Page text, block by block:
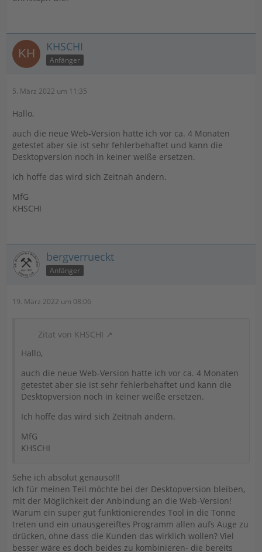
KHSCHI
Anfänger
5. März 2022 um 11:35
Hallo,
auch die neue Web-Version hatte ich vor ca. 4 Monaten
getestet aber sie ist sehr fehlerbehaftet und kann die
Desktopversion noch in keiner weiße ersetzen.
Ich hoffe das wird sich Zeitnah ändern.
MfG
KHSCHI
bergverrueckt
Anfänger
19. März 2022 um 08:06
Zitat von KHSCHI
Hallo,
auch die neue Web-Version hatte ich vor ca. 4 Monaten
getestet aber sie ist sehr fehlerbehaftet und kann die
Desktopversion noch in keiner weiße ersetzen.
Ich hoffe das wird sich Zeitnah ändern.
MfG
KHSCHI
Sehe ich absolut genauso!!!
Ich für meinen Teil möchte bei der Desktopversion bleiben,
mit der Möglichkeit der Anbindung an die Web-Version!
Warum ein super gut funktionierendes Tool in die Tonne
treten und ein unausgereiftes Programm allen aufs Auge zu
drücken, ohne dass die Kunden das wirklich wollen? Viel
besser wäre es doch beides zu kombinieren- die bereits